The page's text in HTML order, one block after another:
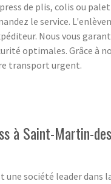
de plis, colis ou
le service.
Nous vous
optimales. Grâce à
transport urgent.
à Saint-Martin-
une société leader